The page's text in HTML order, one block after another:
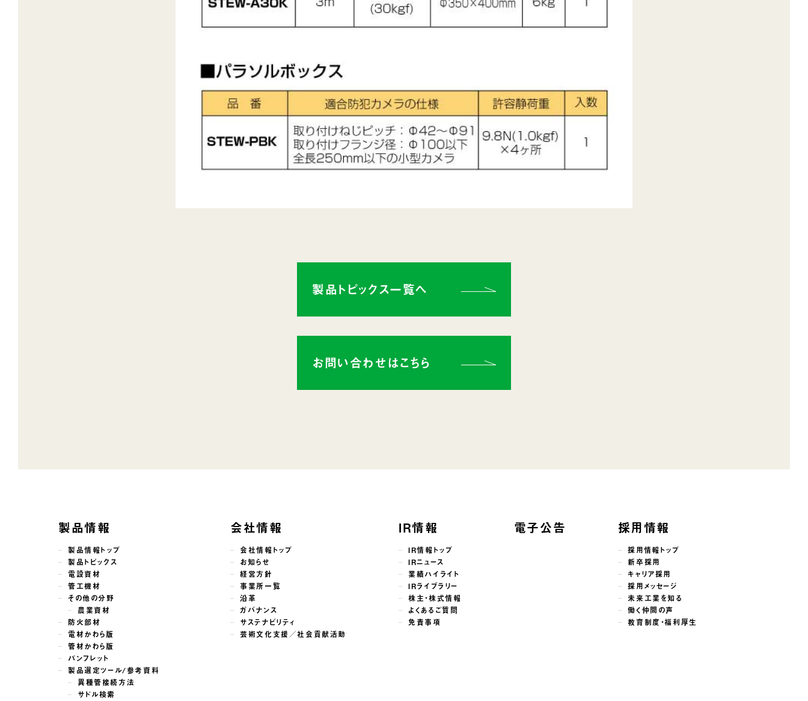
製品トピックス一覧へ
お問い合わせはこちら
製品情報
製品情報トップ
製品トピックス
電設資材
管工機材
その他の分野
農業資材
防火部材
電材かわら版
管材かわら版
パンフレット
製品選定ツール/参考資料
異種管接続方法
サドル検索
会社情報
会社情報トップ
お知らせ
経営方針
事業所一覧
沿革
ガバナンス
サステナビリティ
芸術文化支援／社会貢献活動
IR情報
IR情報トップ
IRニュース
業績ハイライト
IRライブラリー
株主・株式情報
よくあるご質問
免責事項
電子公告 採用情報
採用情報トップ
新卒採用
キャリア採用
採用メッセージ
未来工業を知る
働く仲間の声
教育制度・福利厚生